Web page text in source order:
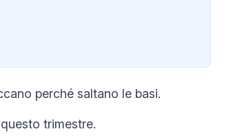
perché saltano le basi.
trimestre.